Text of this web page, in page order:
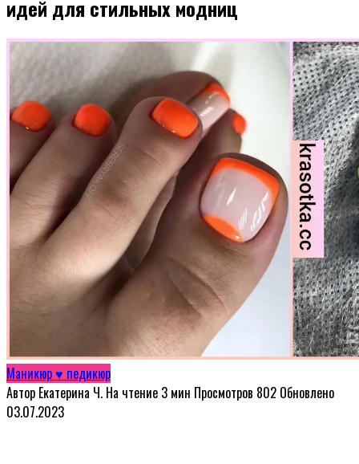
идей для стильных модниц
Маникюр ♥ педикюр
Автор Екатерина Ч. На чтение 3 мин Просмотров 802 Обновлено
03.07.2023